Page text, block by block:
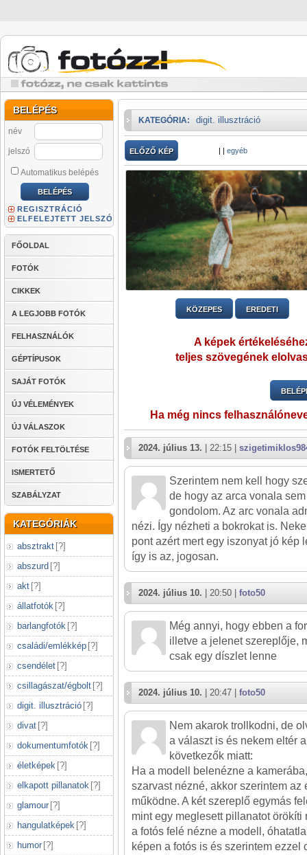
BELÉPÉS
név
jelszó
Automatikus belépés
REGISZTRÁCIÓ
ELFELEJTETT JELSZÓ
FŐOLDAL
FOTÓK
CIKKEK
A LEGJOBB FOTÓK
FELHASZNÁLÓK
GÉPTÍPUSOK
SAJÁT FOTÓK
ÚJ VÉLEMÉNYEK
ÚJ VÁLASZOK
FOTÓK FELTÖLTÉSE
ISMERTETŐ
SZABÁLYZAT
KATEGÓRIÁK
absztrakt [?]
abszurd [?]
akt [?]
állatfotók [?]
barlangfotók [?]
családi/emlékkép [?]
csendélet [?]
csillagászat/égbolt [?]
digit. illusztráció [?]
divat [?]
dokumentumfotók [?]
életképek [?]
elkapott pillanatok [?]
glamour [?]
hangulatképek [?]
humor [?]
KATEGÓRIA: digit. illusztráció
ELŐZŐ KÉP | | egyéb
KÖZEPES EREDETI
A képek
teljes szövegének
Ha még nincs
2024. július 13. | 22:15 |
Szerintem nem kell hogy
de hogy az arca vonala
gondolom. Az arc vonala
nézi. Így nézheti a bokrokat is.
pont azért mert egy iszonyat jó kép
így is az, jogosan.
2024. július 10. | 20:50 | foto50
Még annyi, hogy ebben a
illetve a jelenet szereplője,
csak egy díszlet lenne
2024. július 10. | 20:47 | foto50
Nem akarok trollkodni, de
a választ is és nekem eltér
következők miatt:
Ha a modell belenézne a
szarvast nézné, akkor szerintem az
működne. A két szereplő egymás
mint egy meglesett pillanatot örökíti
a fotós felé nézne a modell,
képen a fotós is és szerintem ezzel